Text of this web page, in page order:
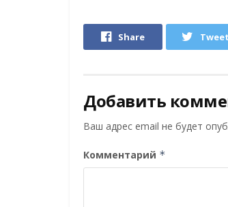
Share Tweet
Добавить
Ваш адрес email не будет
Комментарий *